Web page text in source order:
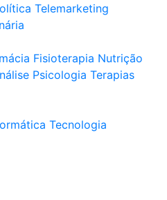
Telemarketing
Fisioterapia Nutrição
Psicologia Terapias
Tecnologia